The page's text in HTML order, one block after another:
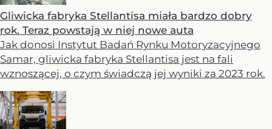
Gliwicka fabryka Stellantisa miała bardzo dobry
rok. Teraz powstają w niej nowe auta
Jak donosi Instytut Badań Rynku Motoryzacyjnego
Samar, gliwicka fabryka Stellantisa jest na fali
wznoszącej, o czym świadczą jej wyniki za 2023 rok.